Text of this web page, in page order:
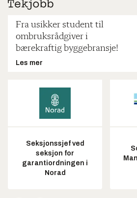
Fra usikker student til
ombruksrådgiver i
bærekraftig byggebransje!
Les mer
Seksjonssjef ved
seksjon for
garantiordningen i
Norad